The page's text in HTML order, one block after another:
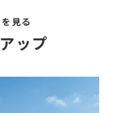
見る
ップ